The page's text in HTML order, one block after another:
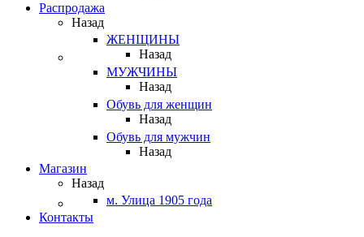
Распродажа
Назад
ЖЕНЩИНЫ
Назад
МУЖЧИНЫ
Назад
Обувь для женщин
Назад
Обувь для мужчин
Назад
Магазин
Назад
м. Улица 1905 года
Контакты